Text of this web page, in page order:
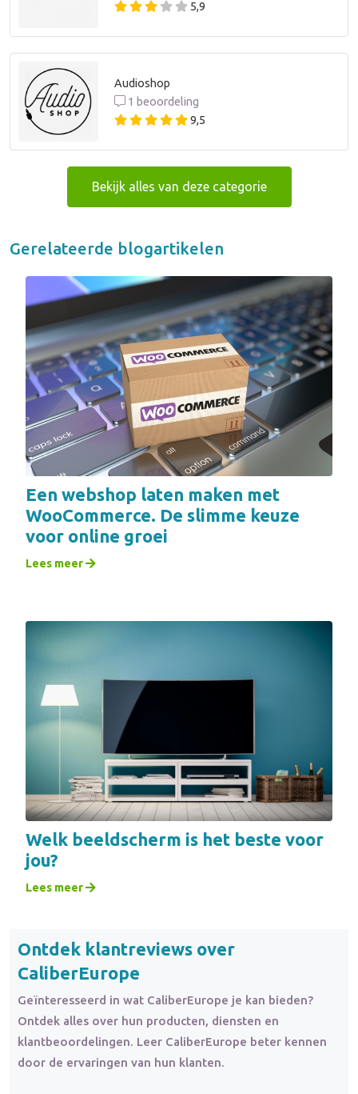
5,9
Audioshop
1 beoordeling
9,5
Bekijk alles van deze categorie
Gerelateerde blogartikelen
Een webshop laten maken met
WooCommerce. De slimme keuze
voor online groei
Lees meer
Welk beeldscherm is het beste voor
jou?
Lees meer
Ontdek klantreviews over
CaliberEurope
Geïnteresseerd in wat CaliberEurope je kan bieden?
Ontdek alles over hun producten, diensten en
klantbeoordelingen. Leer CaliberEurope beter kennen
door de ervaringen van hun klanten.